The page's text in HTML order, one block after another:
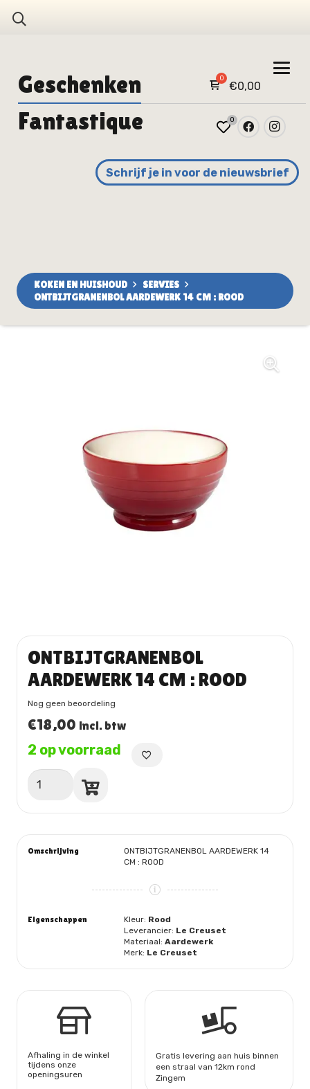
Geschenken €0,00
Fantastique 0
Schrijf je in voor de nieuwsbrief
KOKEN EN HUISHOUD
SERVIES
ONTBIJTGRANENBOL AARDEWERK 14 CM : ROOD
ONTBIJTGRANENBOL
AARDEWERK 14 CM : ROOD
Nog geen beoordeling
€18,00 incl. btw
2 op voorraad
ONTBIJTGRANENBOL
AARDEWERK
aantal
Omschrijving
ONTBIJTGRANENBOL AARDEWERK 14
CM : ROOD
Eigenschappen Kleur: Rood
Leverancier: Le Creuset
Materiaal:Aardewerk
Merk: Le Creuset
Afhaling in de winkel
tijdens onze
openingsuren
Gratis levering aan huis binnen
een straal van 12km rond
Zingem